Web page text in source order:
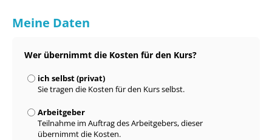
Meine Daten
Wer übernimmt die Kosten für den Kurs?
ich selbst (privat)
Sie tragen die Kosten für den Kurs selbst.
Arbeitgeber
Teilnahme im Auftrag des Arbeitgebers, dieser
übernimmt die Kosten.